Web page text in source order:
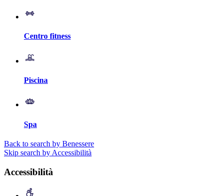
Centro fitness
Piscina
Spa
Back to search by Benessere
Skip search by Accessibilità
Accessibilità